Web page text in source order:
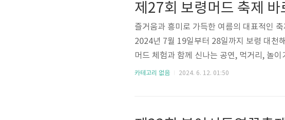
제27회 보령머드 축제 바
즐거움과 흥미로 가득한 여름의 대표적인
2024년 7월 19일부터 28일까지 보령 대천
머드 체험과 함께 신나는 공연, 먹거리, 놀
구, 가족, 연인과 함께 머드 속에서 스트레
카테고리 없음 2024. 6. 12. 01:50